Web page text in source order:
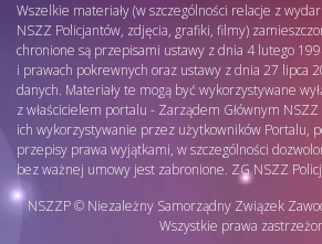
Wszelkie materiały (w szczególności relacje z
NSZZ Policjantów, zdjęcia, grafiki, filmy)
chronione są przepisami ustawy z dnia 4 lutego
i prawach pokrewnych oraz ustawy z dnia 27 lipca
danych. Materiały te mogą być wykorzystywane
z właścicielem portalu - Zarządem Głównym
ich wykorzystywanie przez użytkowników Portalu,
przepisy prawa wyjątkami, w szczególności
bez ważnej umowy jest zabronione. ZG NSZZ
NSZZP © Niezależny Samorządny Związek
Wszystkie prawa